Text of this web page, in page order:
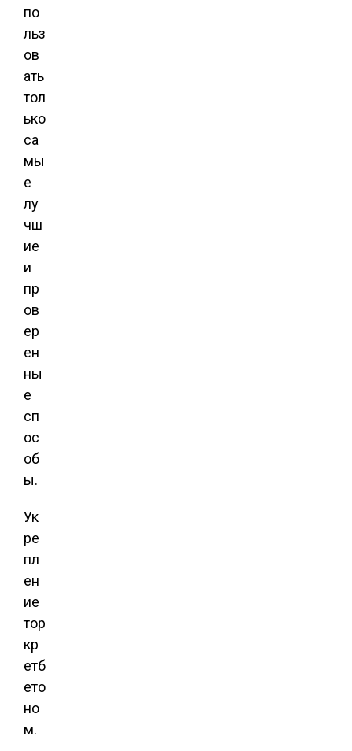
по
льз
ов
ать
тол
ько
са
мы
е
лу
чш
ие
и
пр
ов
ер
ен
ны
е
сп
ос
об
ы.
Ук
ре
пл
ен
ие
тор
кр
етб
ето
но
м.